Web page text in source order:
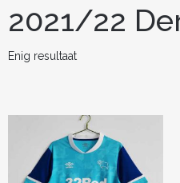
2021/22
Enig resultaat